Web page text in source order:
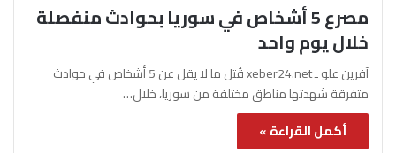
مصرع 5 أشخاص في سوريا بحوادث منفصلة
خلال يوم واحد
آفرين علو ـ xeber24.net قُتل ما لا يقل عن 5 أشخاص في حوادث
متفرقة شهدتها مناطق مختلفة من سوريا، خلال…
أكمل القراءة »